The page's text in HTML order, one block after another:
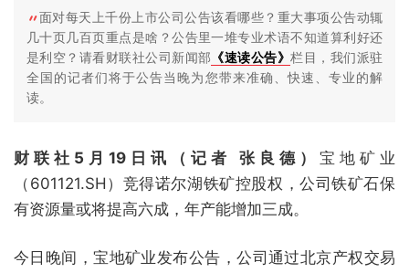
面对每天上千份上市公司公告该看哪些？重大事项公告动辄
几十页几百页重点是啥？公告里一堆专业术语不知道算利好还
是利空？请看财联社公司新闻部 《速读公告》栏目，我们派驻
全国的记者们将于公告当晚为您带来准确、快速、专业的解
读。
财联社5月19日讯（记者 张良德） 宝地矿业
（601121.SH）竞得诺尔湖铁矿控股权，公司铁矿石保
有资源量或将提高六成，年产能增加三成。
今日晚间，宝地矿业发布公告，公司通过北京产权交易